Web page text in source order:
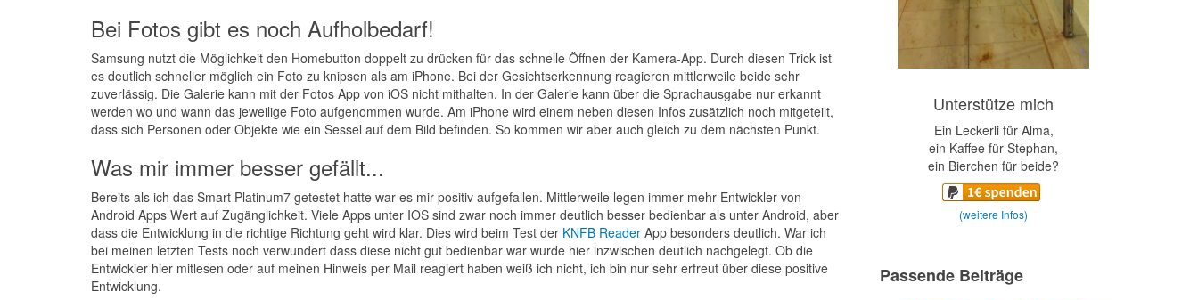
Bei Fotos gibt es noch Aufholbedarf!
Samsung nutzt die Möglichkeit den Homebutton doppelt zu drücken für das schnelle Öffnen der Kamera-App. Durch diesen Trick ist
es deutlich schneller möglich ein Foto zu knipsen als am iPhone. Bei der Gesichtserkennung reagieren mittlerweile beide sehr
zuverlässig. Die Galerie kann mit der Fotos App von iOS nicht mithalten. In der Galerie kann über die Sprachausgabe nur erkannt
werden wo und wann das jeweilige Foto aufgenommen wurde. Am iPhone wird einem neben diesen Infos zusätzlich noch mitgeteilt,
dass sich Personen oder Objekte wie ein Sessel auf dem Bild befinden. So kommen wir aber auch gleich zu dem nächsten Punkt.
Was mir immer besser gefällt...
Bereits als ich das Smart Platinum7 getestet hatte war es mir positiv aufgefallen. Mittlerweile legen immer mehr Entwickler von
Android Apps Wert auf Zugänglichkeit. Viele Apps unter IOS sind zwar noch immer deutlich besser bedienbar als unter Android, aber
dass die Entwicklung in die richtige Richtung geht wird klar. Dies wird beim Test der KNFB Reader App besonders deutlich. War ich
bei meinen letzten Tests noch verwundert dass diese nicht gut bedienbar war wurde hier inzwischen deutlich nachgelegt. Ob die
Entwickler hier mitlesen oder auf meinen Hinweis per Mail reagiert haben weiß ich nicht, ich bin nur sehr erfreut über diese positive
Entwicklung.
Unterstütze mich
Ein Leckerli für Alma,
ein Kaffee für Stephan,
ein Bierchen für beide?
(weitere Infos)
Passende Beiträge